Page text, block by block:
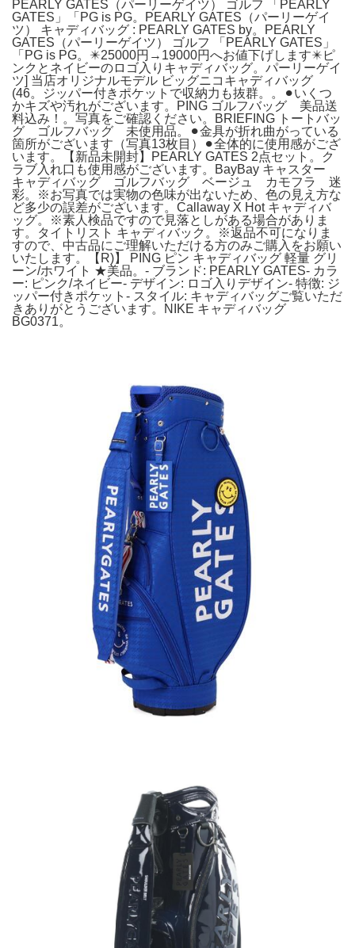
PEARLY GATES（パーリーゲイツ） ゴルフ 「PEARLY
GATES」「PG is PG。PEARLY GATES（パーリーゲイ
ツ） キャディバッグ : PEARLY GATES by。PEARLY
GATES（パーリーゲイツ） ゴルフ 「PEARLY GATES」
「PG is PG。✴️25000円→19000円へお値下げします✴️ピ
ンクとネイビーのロゴ入りキャディバッグ。パーリーゲイ
ツ] 当店オリジナルモデル ビッグニコキャディバッグ
(46。ジッパー付きポケットで収納力も抜群。。⚫︎いくつ
かキズや汚れがございます。PING ゴルフバッグ 美品送
料込み！。写真をご確認ください。BRIEFING トートバッ
グ ゴルフバッグ 未使用品。⚫︎金具が折れ曲がっている
箇所がございます（写真13枚目）⚫︎全体的に使用感がござ
います。【新品未開封】PEARLY GATES 2点セット。ク
ラブ入れ口も使用感がございます。BayBay キャスター
キャディバッグ ゴルフバッグ ベージュ カモフラ 迷
彩。※お写真では実物の色味が出ないため、色の見え方な
ど多少の誤差がございます。Callaway X Hot キャディバ
ッグ。※素人検品ですので見落としがある場合がありま
す。タイトリスト キャディバック。※返品不可になりま
すので、中古品にご理解いただける方のみご購入をお願い
いたします。【R)】 PING ピン キャディバッグ 軽量 グリ
ーン/ホワイト ★美品。- ブランド: PEARLY GATES- カラ
ー: ピンク/ネイビー- デザイン: ロゴ入りデザイン- 特徴: ジ
ッパー付きポケット- スタイル: キャディバッグご覧いただ
きありがとうございます。NIKE キャディバッグ
BG0371。